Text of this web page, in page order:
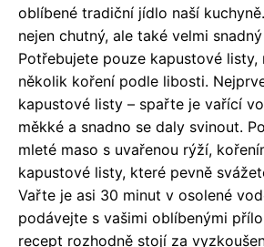
oblíbené tradiční jídlo naší
nejen chutný, ale také velmi
Potřebujete pouze kapustové listy,
několik koření podle libosti.
kapustové listy – spařte je vařící
měkké a snadno se daly svinout.
mleté maso s uvařenou rýží,
kapustové listy, které pevně
Vařte je asi 30 minut v osolené
podávejte s vašimi oblíbenými
recept rozhodně stojí za